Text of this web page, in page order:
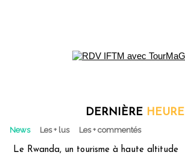
DERNIÈRE HEURE
News Les + lus Les + commentés
Le Rwanda, un tourisme à haute altitude